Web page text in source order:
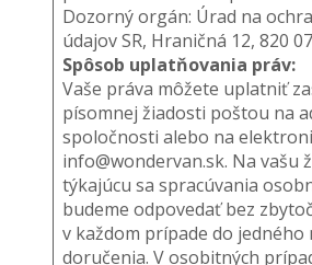
Dozorný orgán: Úrad na
údajov SR, Hraničná 12, 820
Spôsob uplatňovania práv:
Vaše práva môžete uplatniť
písomnej žiadosti poštou na
spoločnosti alebo na
info@wondervan.sk. Na vašu
týkajúcu sa spracúvania
budeme odpovedať bez
v každom prípade do jedného
doručenia. V osobitných